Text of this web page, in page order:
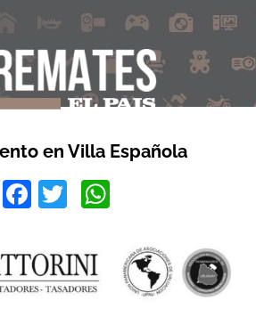
en Villa Española
Facebook
Twitter